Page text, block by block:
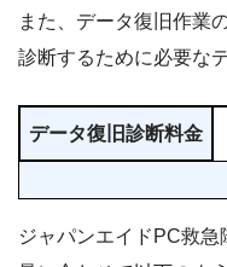
また、データ復旧作業
診断するために必要な
データ復旧診断料金
ジャパンエイドPC救